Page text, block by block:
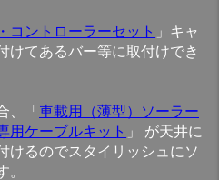
コントローラーセット 」キャ
けてあるバー等に取付けでき
、「 車載用（薄型）ソーラー
用ケーブルキット 」 が天井に
けるのでスタイリッシュにソ
。